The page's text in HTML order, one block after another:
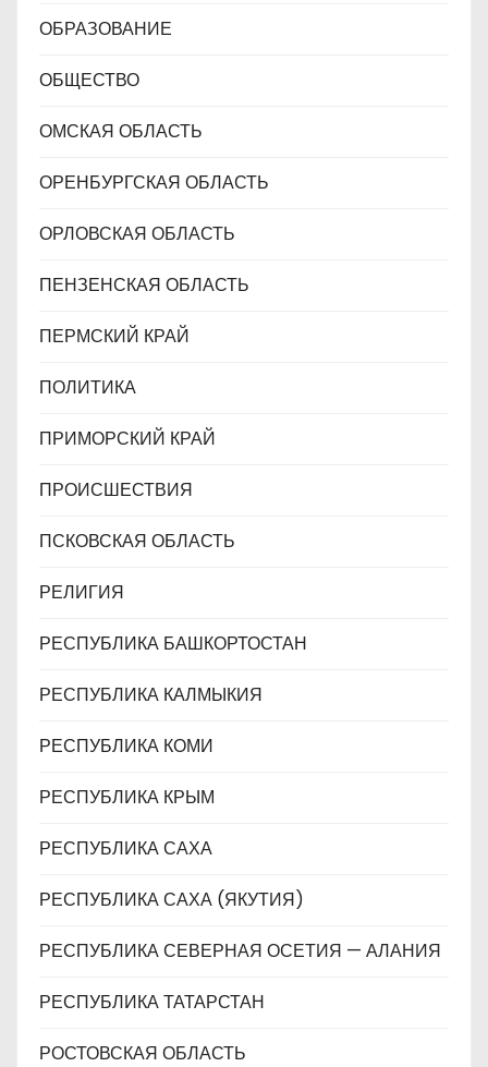
ОБРАЗОВАНИЕ
ОБЩЕСТВО
ОМСКАЯ ОБЛАСТЬ
ОРЕНБУРГСКАЯ ОБЛАСТЬ
ОРЛОВСКАЯ ОБЛАСТЬ
ПЕНЗЕНСКАЯ ОБЛАСТЬ
ПЕРМСКИЙ КРАЙ
ПОЛИТИКА
ПРИМОРСКИЙ КРАЙ
ПРОИСШЕСТВИЯ
ПСКОВСКАЯ ОБЛАСТЬ
РЕЛИГИЯ
РЕСПУБЛИКА БАШКОРТОСТАН
РЕСПУБЛИКА КАЛМЫКИЯ
РЕСПУБЛИКА КОМИ
РЕСПУБЛИКА КРЫМ
РЕСПУБЛИКА САХА
РЕСПУБЛИКА САХА (ЯКУТИЯ)
РЕСПУБЛИКА СЕВЕРНАЯ ОСЕТИЯ — АЛАНИЯ
РЕСПУБЛИКА ТАТАРСТАН
РОСТОВСКАЯ ОБЛАСТЬ